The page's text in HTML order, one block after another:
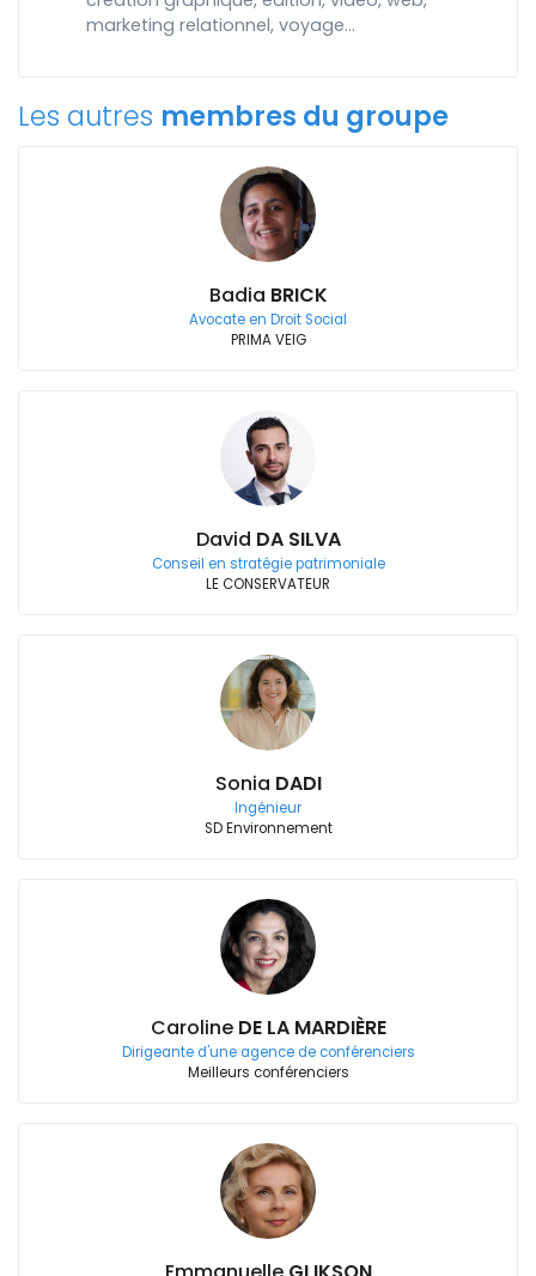
marketing relationnel, voyage...
Les autres membres du groupe
Badia BRICK
Avocate en Droit Social
PRIMA VEIG
David DA SILVA
Conseil en stratégie patrimoniale
LE CONSERVATEUR
Sonia DADI
Ingénieur
SD Environnement
Caroline DE LA MARDIÈRE
Dirigeante d'une agence de conférenciers
Meilleurs conférenciers